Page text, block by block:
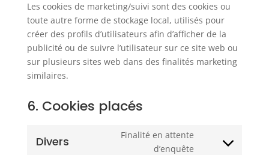
Les cookies de marketing/suivi sont des cookies ou
toute autre forme de stockage local, utilisés pour
créer des profils d’utilisateurs afin d’afficher de la
publicité ou de suivre l’utilisateur sur ce site web ou
sur plusieurs sites web dans des finalités marketing
similaires.
6. Cookies placés
Divers
Finalité en attente
d’enquête
Consent